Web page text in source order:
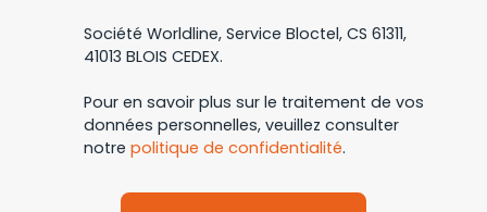
Société Worldline, Service Bloctel, CS 61311,
41013 BLOIS CEDEX.
Pour en savoir plus sur le traitement de vos
données personnelles, veuillez consulter
notre politique de confidentialité.